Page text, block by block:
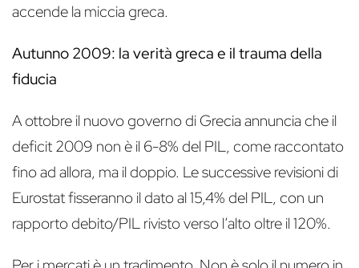
accende la miccia greca.
Autunno 2009: la verità greca e il trauma della
fiducia
A ottobre il nuovo governo di Grecia annuncia che il
deficit 2009 non è il 6-8% del PIL, come raccontato
fino ad allora, ma il doppio. Le successive revisioni di
Eurostat fisseranno il dato al 15,4% del PIL, con un
rapporto debito/PIL rivisto verso l’alto oltre il 120%.